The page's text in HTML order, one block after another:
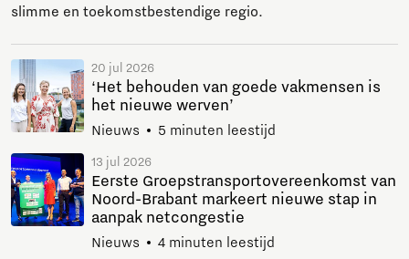
slimme en toekomstbestendige regio.
20 jul 2026
‘Het behouden van goede vakmensen is
het nieuwe werven’
Nieuws 5 minuten leestijd
13 jul 2026
Eerste Groepstransportovereenkomst van
Noord-Brabant markeert nieuwe stap in
aanpak netcongestie
Nieuws 4 minuten leestijd